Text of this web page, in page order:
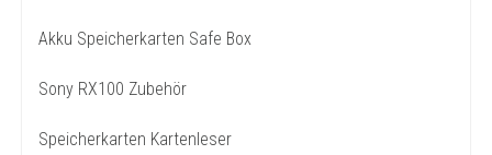
Akku Speicherkarten Safe Box
Sony RX100 Zubehör
Speicherkarten Kartenleser